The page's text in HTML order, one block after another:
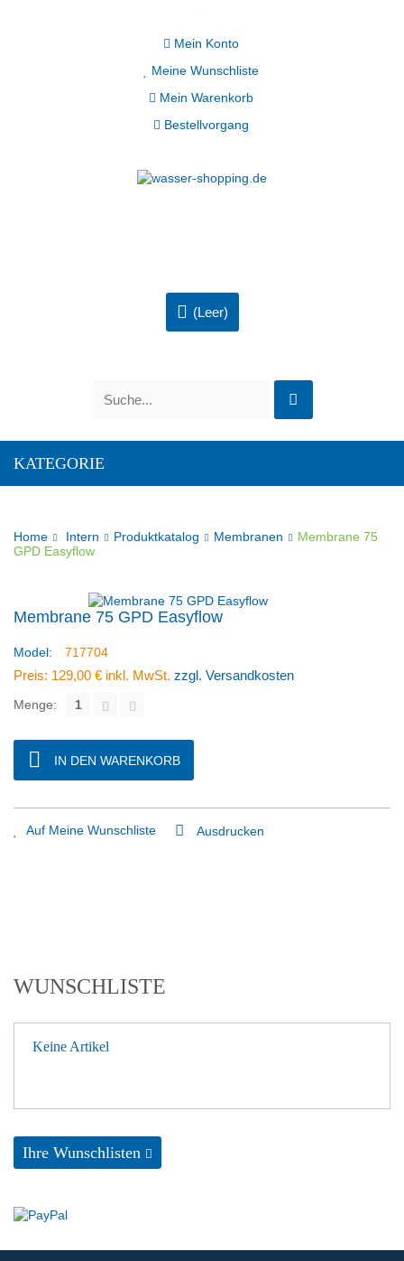
Mein Konto
Meine Wunschliste
Mein Warenkorb
Bestellvorgang
(Leer)
KATEGORIE
Home Intern Produktkatalog Membranen
Membrane 75
GPD Easyflow
Membrane 75 GPD Easyflow
Model: 717704
Preis: 129,00 € inkl. MwSt. zzgl. Versandkosten
Menge:
IN DEN WARENKORB
Auf Meine Wunschliste Ausdrucken
WUNSCHLISTE
Keine Artikel
Ihre Wunschlisten